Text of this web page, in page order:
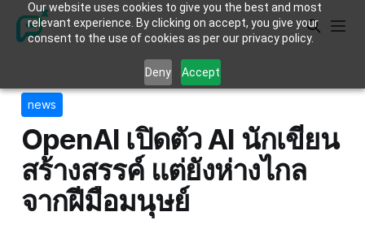
Our website uses cookies to give you the best and most
relevant experience. By clicking on accept, you give your
consent to the use of cookies as per our privacy policy.
Deny Accept
news
OpenAI เปิดตัว AI นักเขียน
สร้างสรรค์ แต่ยังห่างไกล
จากฝีมือมนุษย์